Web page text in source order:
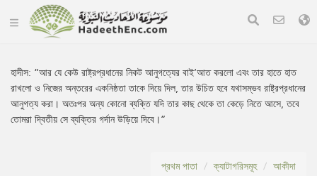
হাদীস: “আর যে কেউ রাষ্ট্রপ্রধানের নিকট আনুগত্যের বাই‘আত করলো এবং তার হাতে হাত
রাখলো ও নিজের অন্তরের একনিষ্ঠতা তাকে দিয়ে দিল, তার উচিত হবে যথাসম্ভব রাষ্ট্রপ্রধানের
আনুগত্য করা। অতঃপর অন্য কোনো ব্যক্তি যদি তার কাছ থেকে তা কেড়ে নিতে আসে, তবে
তোমরা দ্বিতীয় সে ব্যক্তির গর্দান উড়িয়ে দিবে।”
প্রথম পাতা ক্যাটাগরিসমূহ আকীদা